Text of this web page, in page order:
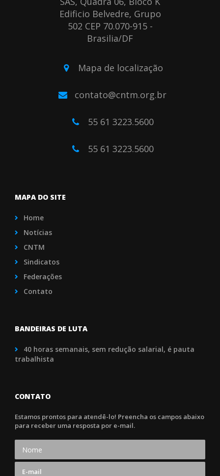
Edificio Belvedre, Grupo
502 CEP 70.070-915 -
Brasilia/DF
Mapa de localização
contato@cntm.org.br
55 61 3223.5600
55 61 3223.5600
MAPA DO SITE
Home
Notícias
CNTM
Sindicatos
Federações
Contato
BANDEIRAS DE LUTA
40 horas semanais, sem redução salarial, é pauta
trabalhista
CONTATO
Estamos prontos para atendê-lo! Preencha os campos abaixo
para receber uma resposta por e-mail.